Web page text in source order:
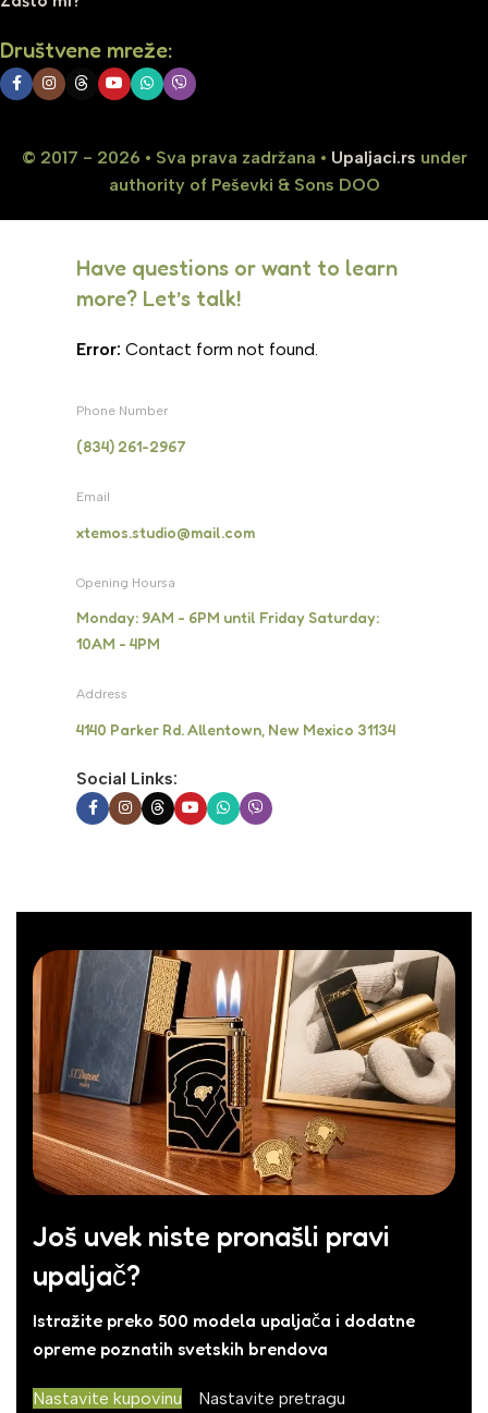
Društvene mreže:
© 2017 - 2026 • Sva prava zadržana • Upaljaci.rs under
authority of Peševki & Sons DOO
Have questions or want to learn
more? Let’s talk!
Error: Contact form not found.
Phone Number
(834) 261-2967
Email
xtemos.studio@mail.com
Opening Hoursa
Monday: 9AM - 6PM until Friday Saturday:
10AM - 4PM
Address
4140 Parker Rd. Allentown, New Mexico 31134
Social Links:
Još uvek niste pronašli pravi
upaljač?
Istražite preko 500 modela upaljača i dodatne
opreme poznatih svetskih brendova
Nastavite kupovinu Nastavite pretragu